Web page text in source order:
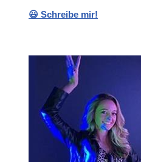
😃 Schreibe mir!